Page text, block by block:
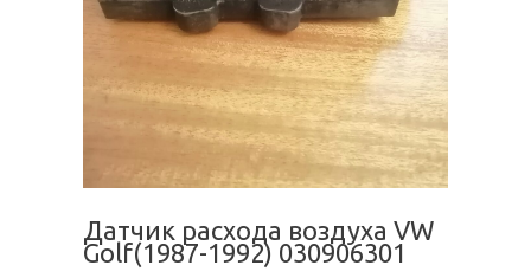
Датчик расхода воздуха VW
Golf(1987-1992) 030906301